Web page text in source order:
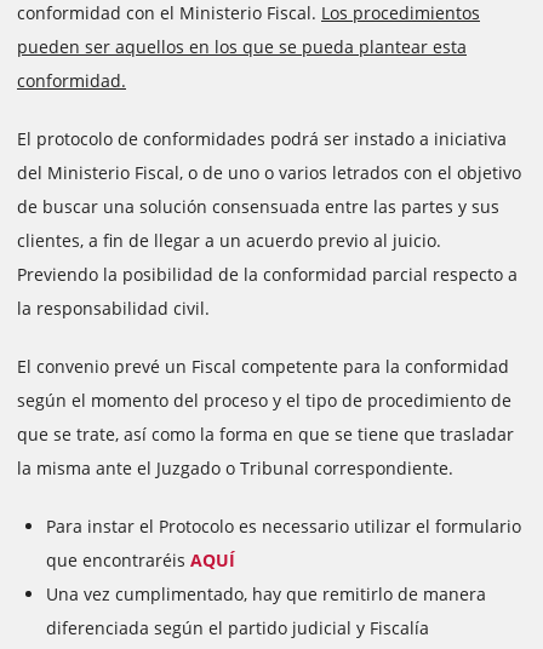
conformidad con el Ministerio Fiscal. Los procedimientos
pueden ser aquellos en los que se pueda plantear esta
conformidad.
El protocolo de conformidades podrá ser instado a iniciativa
del Ministerio Fiscal, o de uno o varios letrados con el objetivo
de buscar una solución consensuada entre las partes y sus
clientes, a fin de llegar a un acuerdo previo al juicio.
Previendo la posibilidad de la conformidad parcial respecto a
la responsabilidad civil.
El convenio prevé un Fiscal competente para la conformidad
según el momento del proceso y el tipo de procedimiento de
que se trate, así como la forma en que se tiene que trasladar
la misma ante el Juzgado o Tribunal correspondiente.
Para instar el Protocolo es necessario utilizar el formulario
que encontraréis AQUÍ
Una vez cumplimentado, hay que remitirlo de manera
diferenciada según el partido judicial y Fiscalía